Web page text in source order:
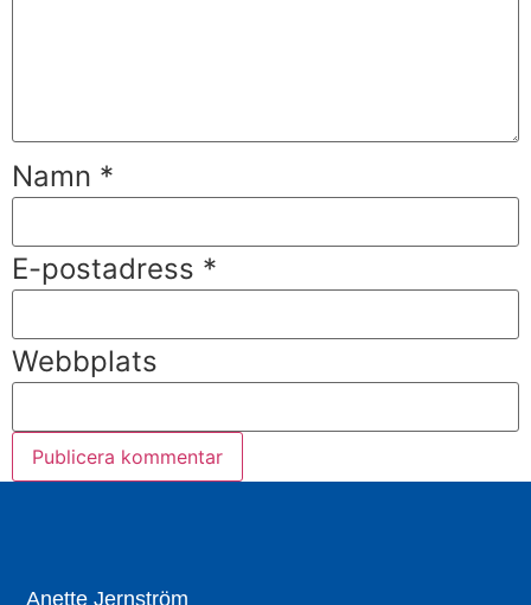
Namn *
E-postadress *
Webbplats
Anette Jernström